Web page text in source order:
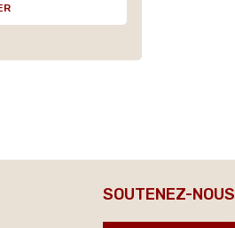
SOUTENEZ-NOUS